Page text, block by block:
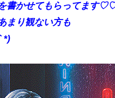
書かせてもらってます
まり観ない方も
*)